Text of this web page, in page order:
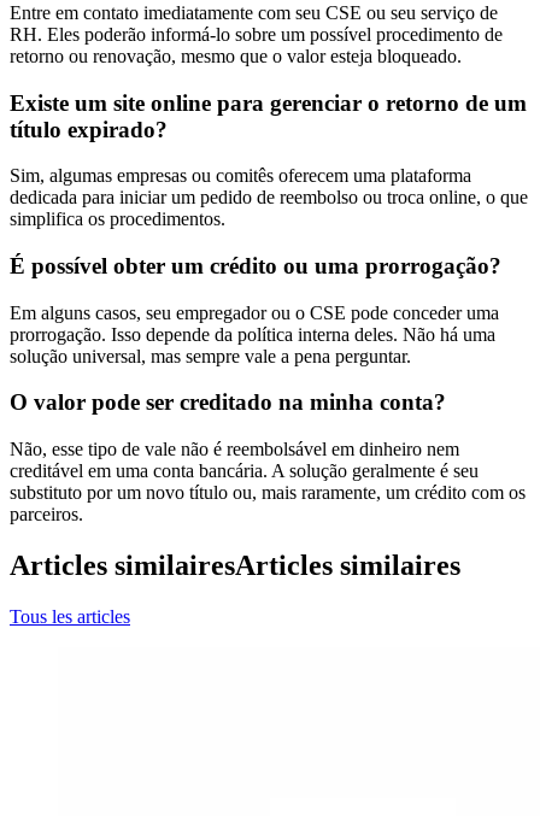
Entre em contato imediatamente com seu CSE ou seu serviço de
RH. Eles poderão informá-lo sobre um possível procedimento de
retorno ou renovação, mesmo que o valor esteja bloqueado.
Existe um site online para gerenciar o retorno de um
título expirado?
Sim, algumas empresas ou comitês oferecem uma plataforma
dedicada para iniciar um pedido de reembolso ou troca online, o que
simplifica os procedimentos.
É possível obter um crédito ou uma prorrogação?
Em alguns casos, seu empregador ou o CSE pode conceder uma
prorrogação. Isso depende da política interna deles. Não há uma
solução universal, mas sempre vale a pena perguntar.
O valor pode ser creditado na minha conta?
Não, esse tipo de vale não é reembolsável em dinheiro nem
creditável em uma conta bancária. A solução geralmente é seu
substituto por um novo título ou, mais raramente, um crédito com os
parceiros.
Articles similairesArticles similaires
Tous les articles